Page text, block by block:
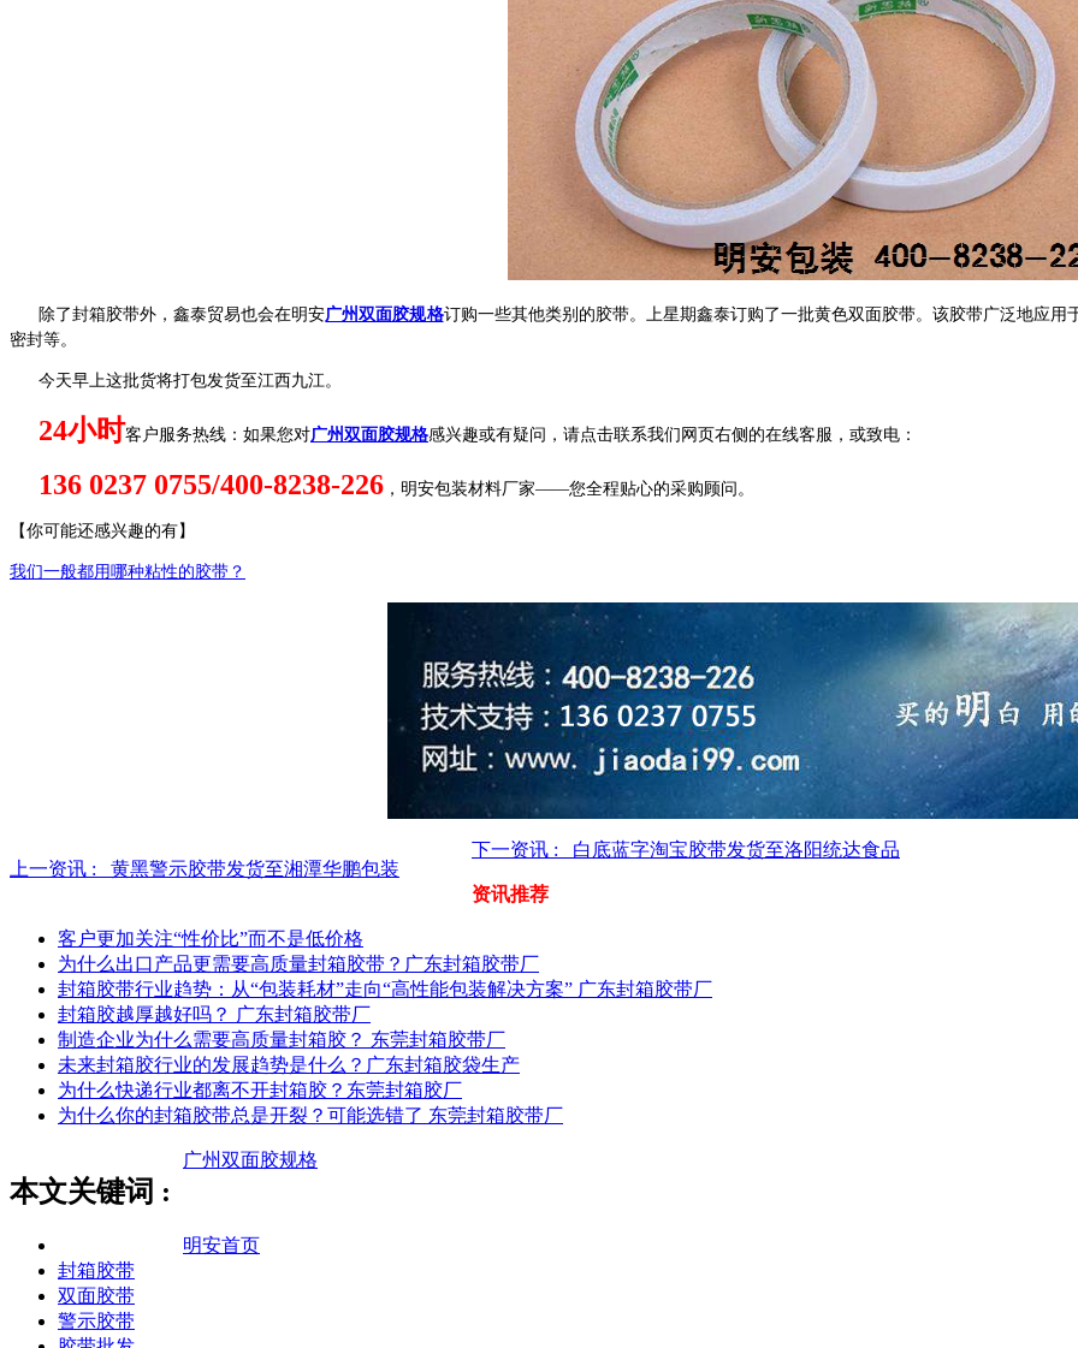
除了封箱胶带外，鑫泰贸易也会在明安广州双面胶规格订购一些其他类别的胶带。上星期鑫泰订购了一批黄色双面胶带。该胶带广泛地应
密封等。
今天早上这批货将打包发货至江西九江。
24小时客户服务热线：如果您对广州双面胶规格感兴趣或有疑问，请点击联系我们网页右侧的在线客服，或致电：
136 0237 0755/400-8238-226 ，明安包装材料厂家——您全程贴心的采购顾问。
【你可能还感兴趣的有】
我们一般都用哪种粘性的胶带？
上一资讯 : 黄黑警示胶带发货至湘潭华鹏包装
下一资讯 : 白底蓝字淘宝胶带发货至洛阳统达食品
资讯推荐
客户更加关注“性价比”而不是低价格
为什么出口产品更需要高质量封箱胶带？广东封箱胶带厂
封箱胶带行业趋势：从“包装耗材”走向“高性能包装解决方案” 广东封箱胶带厂
封箱胶越厚越好吗？ 广东封箱胶带厂
制造企业为什么需要高质量封箱胶？ 东莞封箱胶带厂
未来封箱胶行业的发展趋势是什么？广东封箱胶袋生产
为什么快递行业都离不开封箱胶？东莞封箱胶厂
为什么你的封箱胶带总是开裂？可能选错了 东莞封箱胶带厂
本文关键词 :
广州双面胶规格​
明安首页
封箱胶带
双面胶带
警示胶带